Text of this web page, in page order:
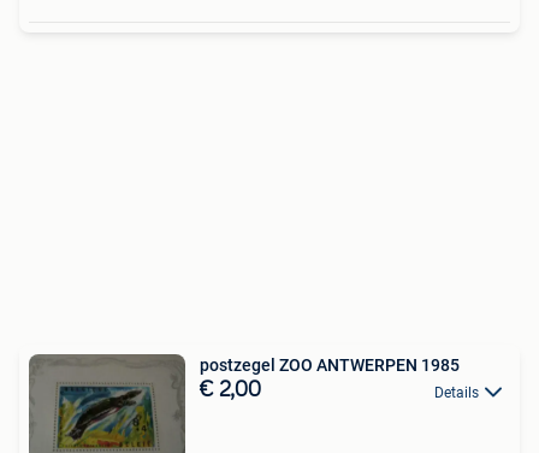
postzegel ZOO ANTWERPEN 1985
€ 2,00 Details